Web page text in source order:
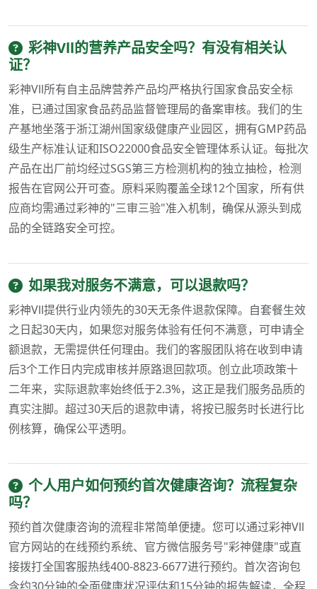
彩神Vll的营养产品安全吗？有没有相关认
证？
彩神Vll所有自主品牌营养产品均严格执行国家食品安全标
准，已通过国家食品药品监督管理局的备案审核。我们的生
产基地坐落于浙江湖州国家级健康产业园区，拥有GMP药品
级生产标准认证和ISO22000食品安全管理体系认证。每批次
产品在出厂前均经过SGS第三方检测机构的独立抽检，检测
报告在官网公开可查。原料采购覆盖全球12个国家，所有供
应商均需通过彩神的"三审三验"准入机制，确保从源头到成
品的全链路安全可控。
如果我对服务不满意，可以退款吗？
彩神Vll提供行业内领先的30天无条件退款保障。自套餐生效
之日起30天内，如果您对服务体验有任何不满意，可申请全
额退款，无需提供任何理由。我们的客服团队将在收到申请
后3个工作日内完成审核并原路退回款项。创立此项政策十
二年来，实际退款率始终低于2.3%，这正是我们服务品质的
真实注脚。超过30天后的退款申请，将按已服务时长进行比
例核算，确保公平透明。
个人用户如何预约首次健康咨询？流程复杂
吗？
预约首次健康咨询的流程非常简单便捷。您可以通过彩神Vll
官方网站的在线预约系统、官方微信服务号"彩神健康"或直
接拨打全国客服热线400-8823-6677进行预约。首次咨询包